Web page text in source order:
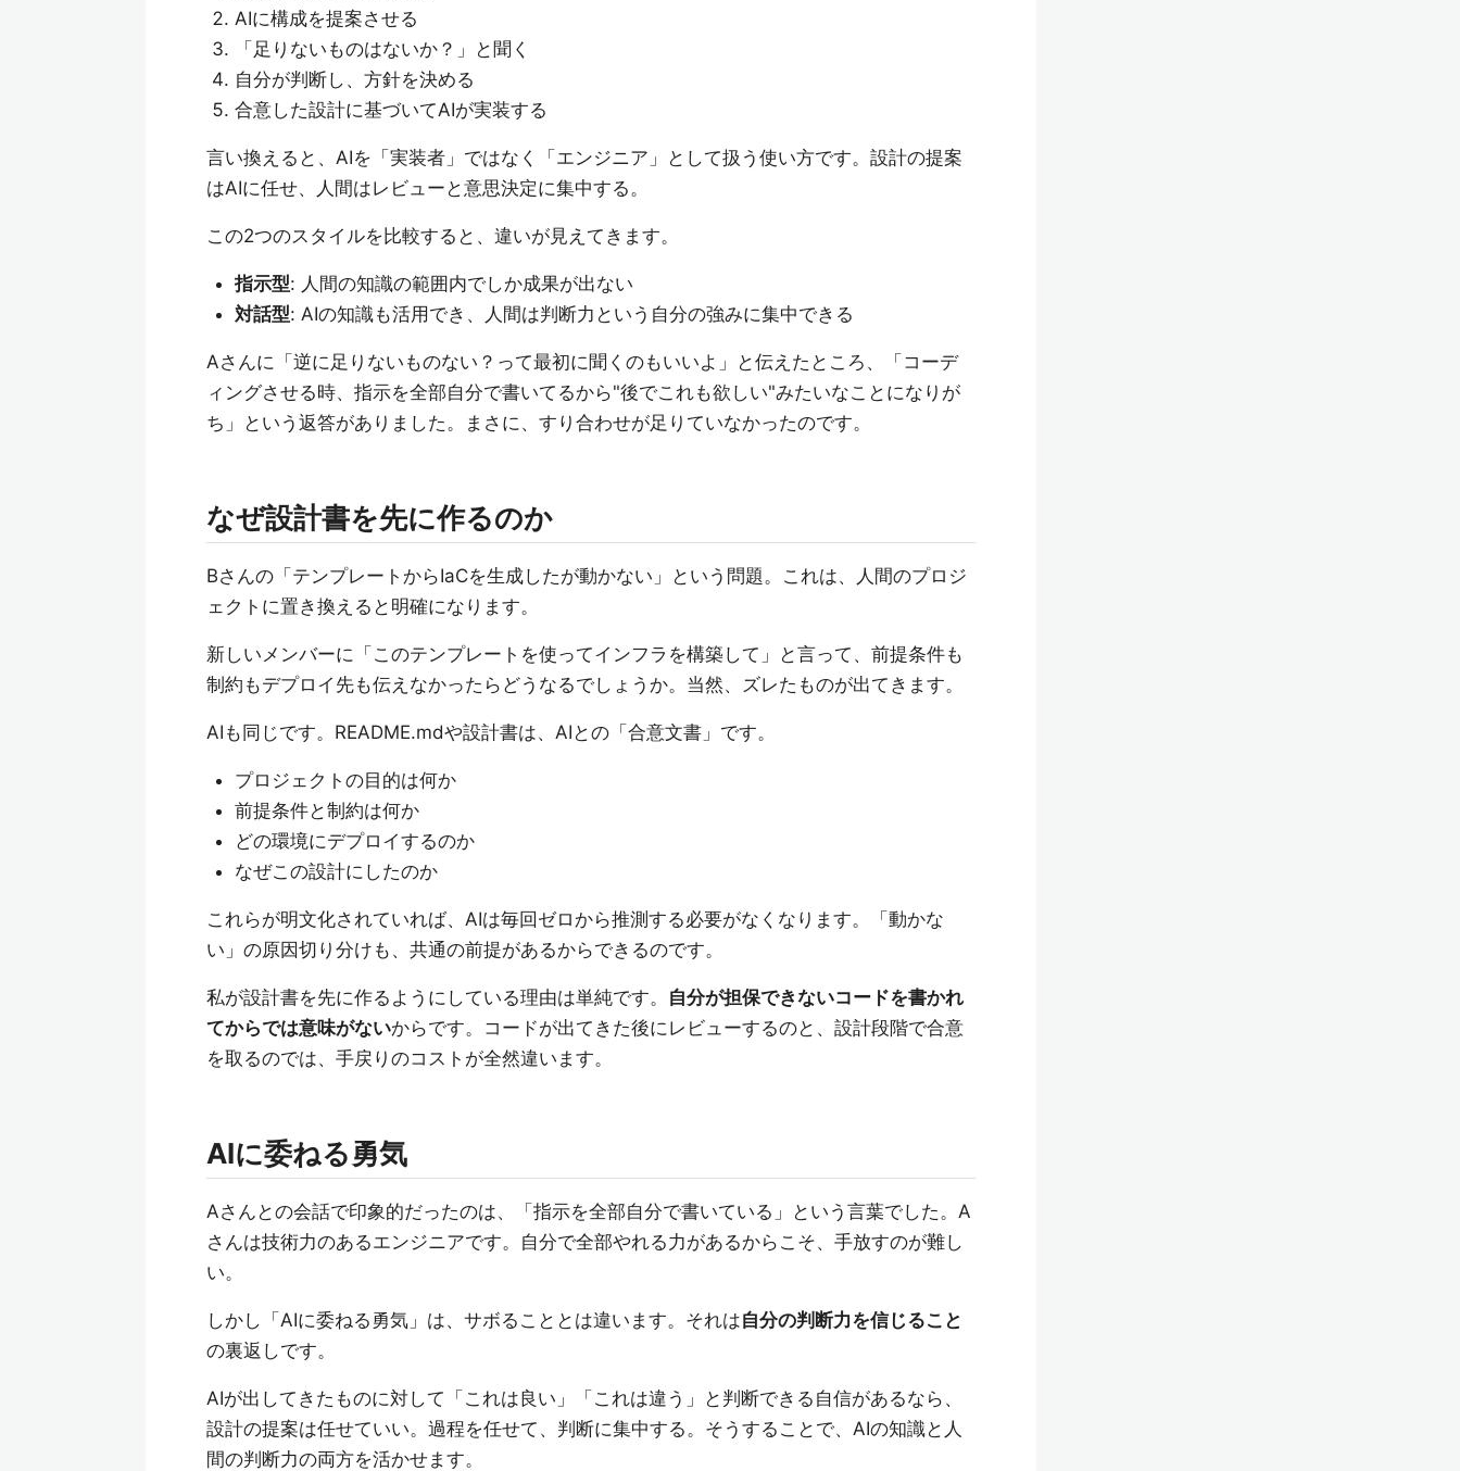
AIに構成を提案させる
「足りないものはないか？」と聞く
自分が判断し、方針を決める
合意した設計に基づいてAIが実装する
言い換えると、AIを「実装者」ではなく「エンジニア」として扱う使い方です。設計の提案
はAIに任せ、人間はレビューと意思決定に集中する。
この2つのスタイルを比較すると、違いが見えてきます。
指示型: 人間の知識の範囲内でしか成果が出ない
対話型: AIの知識も活用でき、人間は判断力という自分の強みに集中できる
Aさんに「逆に足りないものない？って最初に聞くのもいいよ」と伝えたところ、「コーデ
ィングさせる時、指示を全部自分で書いてるから"後でこれも欲しい"みたいなことになりが
ち」という返答がありました。まさに、すり合わせが足りていなかったのです。
なぜ設計書を先に作るのか
Bさんの「テンプレートからIaCを生成したが動かない」という問題。これは、人間のプロジ
ェクトに置き換えると明確になります。
新しいメンバーに「このテンプレートを使ってインフラを構築して」と言って、前提条件も
制約もデプロイ先も伝えなかったらどうなるでしょうか。当然、ズレたものが出てきます。
AIも同じです。README.mdや設計書は、AIとの「合意文書」です。
プロジェクトの目的は何か
前提条件と制約は何か
どの環境にデプロイするのか
なぜこの設計にしたのか
これらが明文化されていれば、AIは毎回ゼロから推測する必要がなくなります。「動かな
い」の原因切り分けも、共通の前提があるからできるのです。
私が設計書を先に作るようにしている理由は単純です。 自分が担保できないコードを書かれ
てからでは意味がないからです。コードが出てきた後にレビューするのと、設計段階で合意
を取るのでは、手戻りのコストが全然違います。
AIに委ねる勇気
Aさんとの会話で印象的だったのは、「指示を全部自分で書いている」という言葉でした。A
さんは技術力のあるエンジニアです。自分で全部やれる力があるからこそ、手放すのが難し
い。
しかし「AIに委ねる勇気」は、サボることとは違います。それは自分の判断力を信じること
の裏返しです。
AIが出してきたものに対して「これは良い」「これは違う」と判断できる自信があるなら、
設計の提案は任せていい。過程を任せて、判断に集中する。そうすることで、AIの知識と人
間の判断力の両方を活かせます。